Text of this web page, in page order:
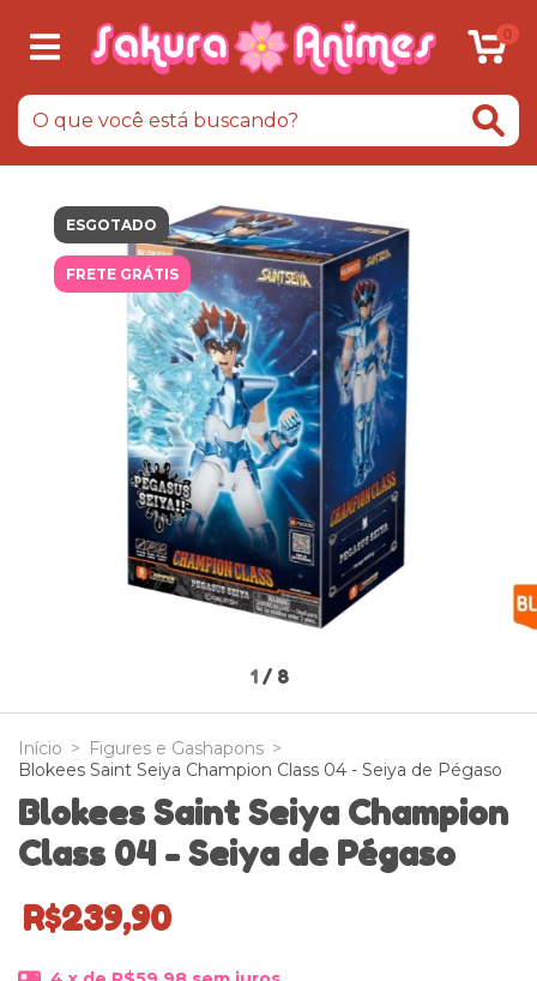
0
ESGOTADO
FRETE GRÁTIS
1/ 8
Início > Figures e Gashapons >
Blokees Saint Seiya Champion Class 04 - Seiya de Pégaso
Blokees Saint Seiya Champion
Class 04 - Seiya de Pégaso
R$239,90